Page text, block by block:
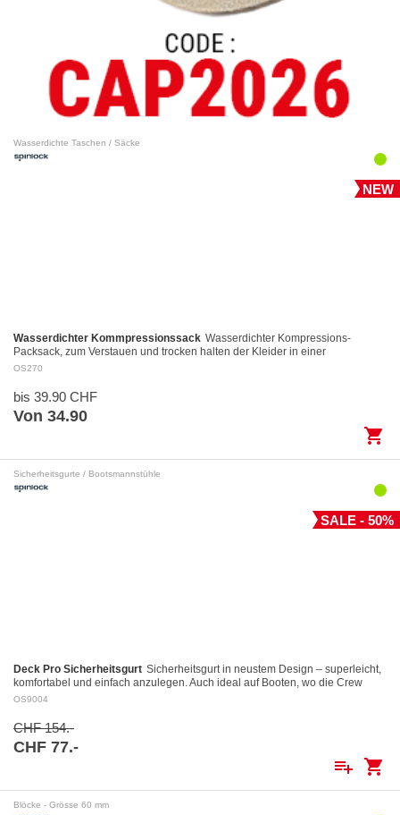
Wasserdichte Taschen / Säcke
NEW
Wasserdichter Kommpressionssack Wasserdichter Kompressions-
Packsack, zum Verstauen und trocken halten der Kleider in einer
Reisetasche. Leicht und universell einsetzbar mi…
OS270
bis 39.90 CHF
Von 34.90
shopping_cart
Sicherheitsgurte / Bootsmannstühle
SALE - 50%
Deck Pro Sicherheitsgurt Sicherheitsgurt in neustem Design – superleicht,
komfortabel und einfach anzulegen. Auch ideal auf Booten, wo die Crew
dauernd angeklinkt ist.…
OS9004
CHF 154.-
CHF 77.-
playlist_add shopping_cart
Blöcke - Grösse 60 mm